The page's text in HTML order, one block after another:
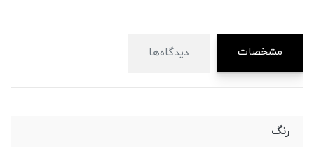
مشخصات دیدگاه‌ها
رنگ